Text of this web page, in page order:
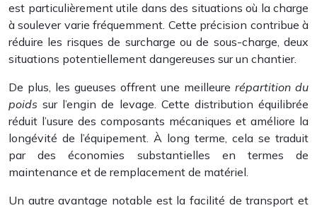
est particulièrement utile dans des situations où la charge
à soulever varie fréquemment. Cette précision contribue à
réduire les risques de surcharge ou de sous-charge, deux
situations potentiellement dangereuses sur un chantier.
De plus, les gueuses offrent une meilleure répartition du
poidssur l’engin de levage. Cette distribution équilibrée
réduit l’usure des composants mécaniques et améliore la
longévité de l’équipement. À long terme, cela se traduit
par des économies substantielles en termes de
maintenance et de remplacement de matériel.
Un autre avantage notable est la facilité de transport et